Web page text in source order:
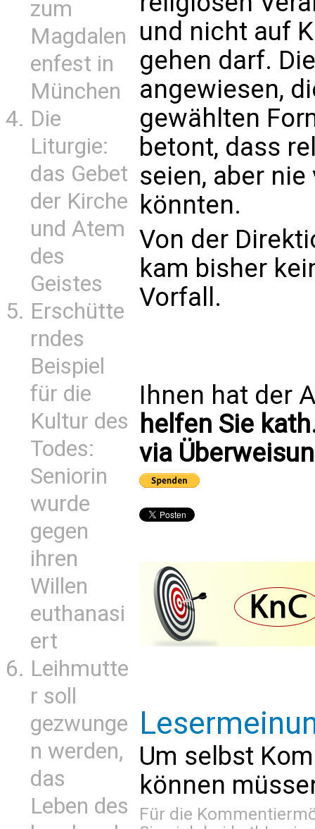
zum
Magdalen
enfest in
München
Die
Liturgie:
das Gebet
der Kirche
und Atem
des
Geistes
Erschütte
rndes
Beispiel
für die
Kultur des
Todes:
Seniorin
wurde
gegen
ihren
Willen
euthanasi
ert
Leihmutte
r soll
gezwunge
n werden,
das
Leben des
und nicht auf
gehen darf.
angewiesen,
gewählten
betont, dass
seien, aber
könnten.
Von der
kam bisher
Vorfall.
Ihnen hat der
helfen Sie
via
Um selbst
können
Für die